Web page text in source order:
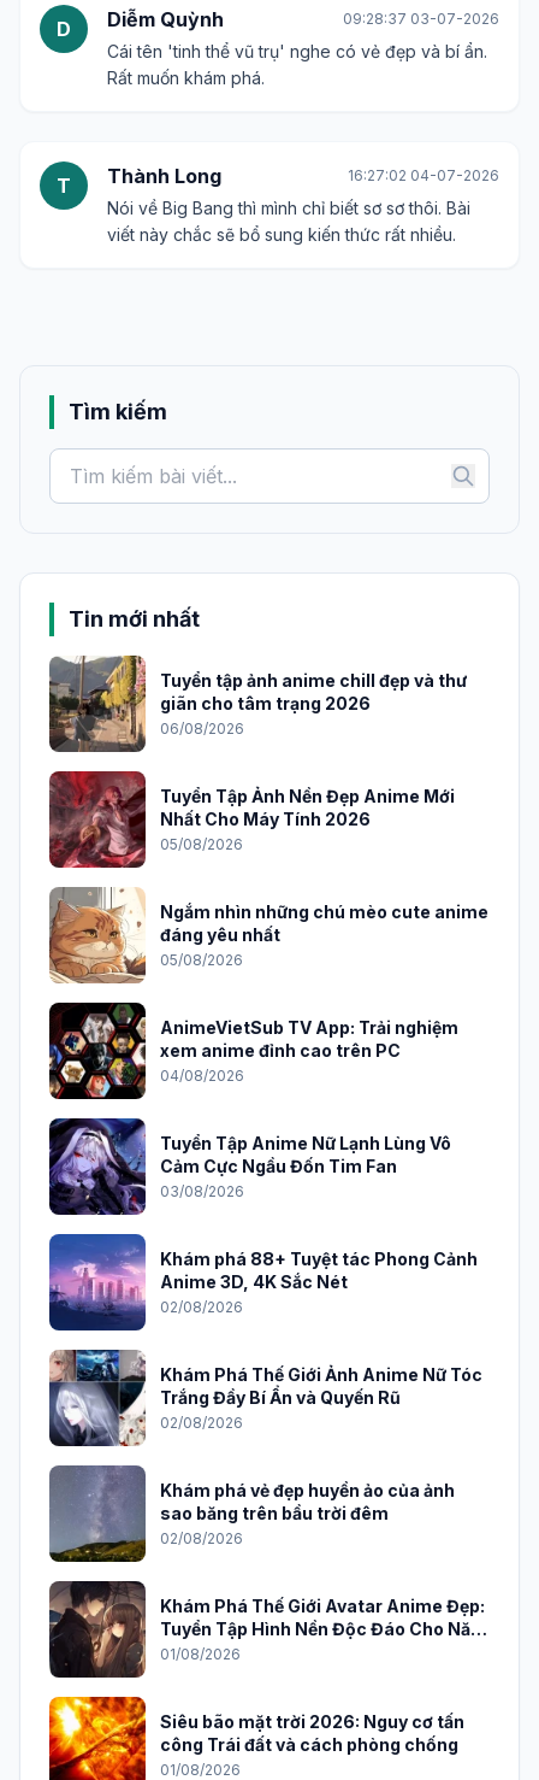
D Diễm Quỳnh 09:28:37 03-07-2026
Cái tên 'tinh thể vũ trụ' nghe có vẻ đẹp và bí ẩn.
Rất muốn khám phá.
T Thành Long 16:27:02 04-07-2026
Nói về Big Bang thì mình chỉ biết sơ sơ thôi. Bài
viết này chắc sẽ bổ sung kiến thức rất nhiều.
Tìm kiếm
Tin mới nhất
Tuyển tập ảnh anime chill đẹp và thư
giãn cho tâm trạng 2026
06/08/2026
Tuyển Tập Ảnh Nền Đẹp Anime Mới
Nhất Cho Máy Tính 2026
05/08/2026
Ngắm nhìn những chú mèo cute anime
đáng yêu nhất
05/08/2026
AnimeVietSub TV App: Trải nghiệm
xem anime đỉnh cao trên PC
04/08/2026
Tuyển Tập Anime Nữ Lạnh Lùng Vô
Cảm Cực Ngầu Đốn Tim Fan
03/08/2026
Khám phá 88+ Tuyệt tác Phong Cảnh
Anime 3D, 4K Sắc Nét
02/08/2026
Khám Phá Thế Giới Ảnh Anime Nữ Tóc
Trắng Đầy Bí Ẩn và Quyến Rũ
02/08/2026
Khám phá vẻ đẹp huyền ảo của ảnh
sao băng trên bầu trời đêm
02/08/2026
Khám Phá Thế Giới Avatar Anime Đẹp:
Tuyển Tập Hình Nền Độc Đáo Cho Năm
2026
01/08/2026
Siêu bão mặt trời 2026: Nguy cơ tấn
công Trái đất và cách phòng chống
01/08/2026